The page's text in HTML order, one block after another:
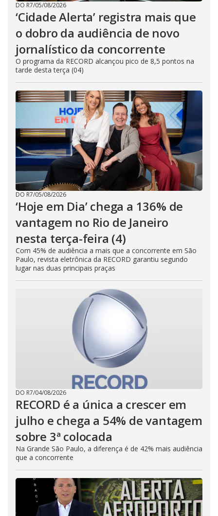
DO R7/05/08/2026
‘Cidade Alerta’ registra mais que
o dobro da audiência de novo
jornalístico da concorrente
O programa da RECORD alcançou pico de 8,5 pontos na
tarde desta terça (04)
DO R7/05/08/2026
‘Hoje em Dia’ chega a 136% de
vantagem no Rio de Janeiro
nesta terça-feira (4)
Com 45% de audiência a mais que a concorrente em São
Paulo, revista eletrônica da RECORD garantiu segundo
lugar nas duas principais praças
DO R7/04/08/2026
RECORD é a única a crescer em
julho e chega a 54% de vantagem
sobre 3ª colocada
Na Grande São Paulo, a diferença é de 42% mais audiência
que a concorrente